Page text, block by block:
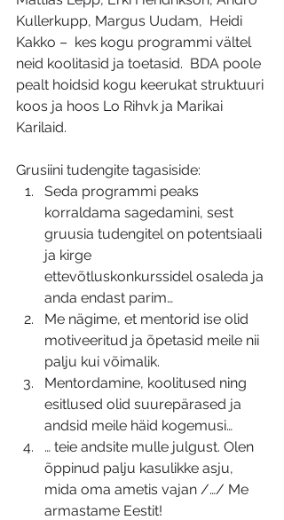
Kullerkupp, Margus Uudam,  Heidi
Kakko –  kes kogu programmi vältel
neid koolitasid ja toetasid.  BDA poole
pealt hoidsid kogu keerukat struktuuri
koos ja hoos Lo Rihvk ja Marikai
Karilaid.
Grusiini tudengite tagasiside:
Seda programmi peaks
korraldama sagedamini, sest
gruusia tudengitel on potentsiaali
ja kirge
ettevõtluskonkurssidel osaleda ja
anda endast parim…
Me nägime, et mentorid ise olid
motiveeritud ja õpetasid meile nii
palju kui võimalik.
Mentordamine, koolitused ning
esitlused olid suurepärased ja
andsid meile häid kogemusi…
… teie andsite mulle julgust. Olen
õppinud palju kasulikke asju,
mida oma ametis vajan /…/ Me
armastame Eestit!